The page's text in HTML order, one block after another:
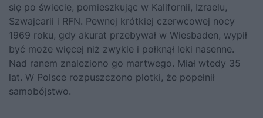
się po świecie, pomieszkując w Kalifornii, Izraelu,
Szwajcarii i RFN. Pewnej krótkiej czerwcowej nocy
1969 roku, gdy akurat przebywał w Wiesbaden, wypił
być może więcej niż zwykle i połknął leki nasenne.
Nad ranem znaleziono go martwego. Miał wtedy 35
lat. W Polsce rozpuszczono plotki, że popełnił
samobójstwo.